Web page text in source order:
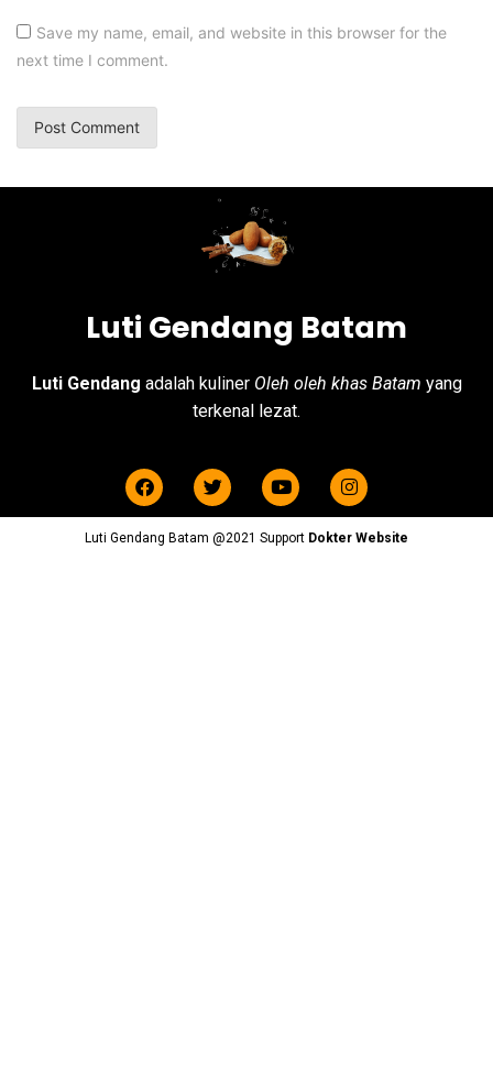
Save my name, email, and website in this browser for the
next time I comment.
Luti Gendang Batam
Luti Gendang adalah kuliner Oleh oleh khas Batam yang
terkenal lezat.
Luti Gendang Batam @2021 Support Dokter Website